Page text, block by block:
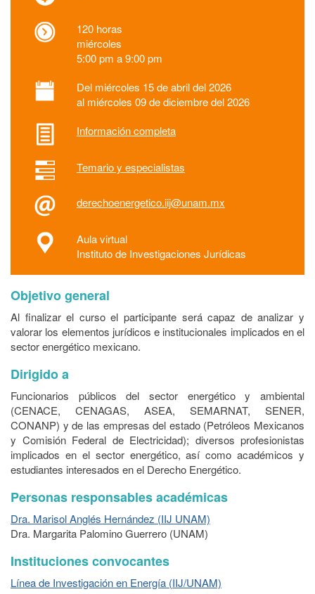
120 horas
miércoles
5:00 pm a 9:00 pm
Del miércoles 15 de abril del 2026
al miércoles 09 de diciembre del 2026
Información completa
Temario y especialistas
derechoenergetico.iij@unam.mx
Aula virtual
Instituto de Investigaciones Jurídicas
Objetivo general
Al finalizar el curso el participante será capaz de analizar y
valorar los elementos jurídicos e institucionales implicados en el
sector energético mexicano.
Dirigido a
Funcionarios públicos del sector energético y ambiental
(CENACE, CENAGAS, ASEA, SEMARNAT, SENER,
CONANP) y de las empresas del estado (Petróleos Mexicanos
y Comisión Federal de Electricidad); diversos profesionistas
implicados en el sector energético, así como académicos y
estudiantes interesados en el Derecho Energético.
Personas responsables académicas
Dra. Marisol Anglés Hernández (IIJ UNAM)
Dra. Margarita Palomino Guerrero (UNAM)
Instituciones convocantes
Línea de Investigación en Energía (IIJ/UNAM)